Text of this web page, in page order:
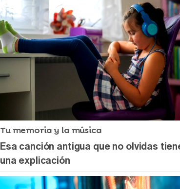
Tu memoria y la música
Esa canción antigua que no olvidas
una explicación